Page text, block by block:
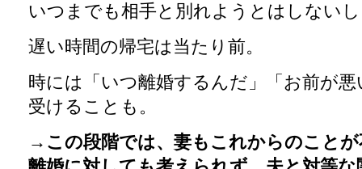
いつまでも相手と別れようとはしない
遅い時間の帰宅は当たり前。
時には「いつ離婚するんだ」「お前が
受けることも。
→この段階では、妻もこれからのこと